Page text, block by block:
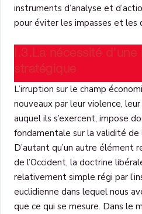
instruments d’analyse et
pour éviter les impasses et les
I.3.La nécessité
stratégique
L’irruption sur le champ
nouveaux par leur violence,
auquel ils s’exercent, impose
fondamentale sur la validité
D’autant qu’un autre élément
de l’Occident, la doctrine
relativement simple régi par
euclidienne dans lequel nous
que ce qui se mesure. Dans le